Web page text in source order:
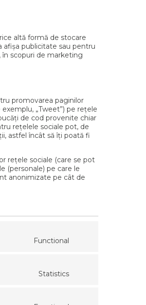
altă formă de stocare
afișa publicitate sau pentru
scopuri de marketing
promovarea paginilor
„Tweet”) pe rețele
de cod provenite chiar
rețelele sociale pot, de
astfel încât să îți poată fi
rețele sociale (care se pot
(personale) pe care le
anonimizate pe cât de
Functional
Statistics